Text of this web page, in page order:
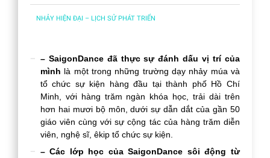
NHẢY HIỆN ĐẠI – LỊCH SỬ PHÁT TRIỂN
– SaigonDance đã thực sự đánh dấu vị trí của
mình là một trong những trường dạy nhảy múa và
tổ chức sự kiện hàng đầu tại thành phố Hồ Chí
Minh, với hàng trăm ngàn khóa học, trải dài trên
hơn hai mươi bộ môn, dưới sự dẫn dắt của gần 50
giáo viên cùng với sự cộng tác của hàng trăm diễn
viên, nghệ sĩ, êkip tổ chức sự kiện.
– Các lớp học của SaigonDance sôi động từ